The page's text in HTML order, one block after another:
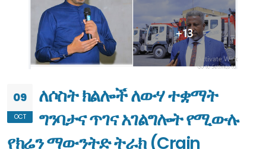
09
OCT
ለሶስት ክልሎች ለውሃ ተቋማት
ግንባታና ጥገና አገልግሎት የሚውሉ
የክሬን ማውንትድ ትራክ (Crain